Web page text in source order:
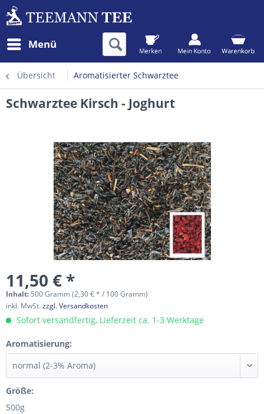
Menü
Übersicht Aromatisierter Schwarztee
Schwarztee Kirsch - Joghurt
11,50 € *
Inhalt: 500 Gramm (2,30 € * / 100 Gramm)
inkl. MwSt.zzgl. Versandkosten
Sofort versandfertig, Lieferzeit ca. 1-3 Werktage
Aromatisierung:
Größe:
500g